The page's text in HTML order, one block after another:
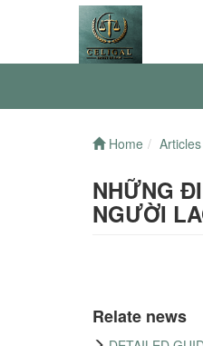
Home Articles
NHỮNG
NGƯỜI
Relate news